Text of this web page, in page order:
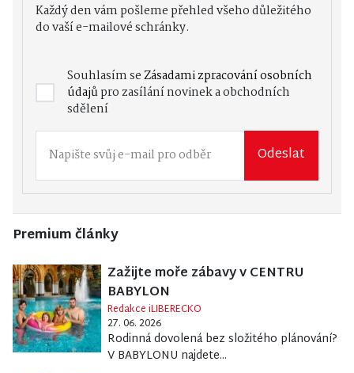
Každý den vám pošleme přehled všeho důležitého
do vaší e-mailové schránky.
Souhlasím seZásadami zpracování osobních
údajůpro zasílání novinek a obchodních
sdělení
Odeslat
Premium články
Zažijte moře zábavy v CENTRU
BABYLON
Redakce iLIBERECKO
27. 06. 2026
Rodinná dovolená bez složitého plánování?
V BABYLONU najdete...